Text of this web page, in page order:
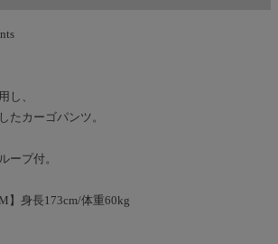
し、
たカーゴパンツ。
ープ付。
】身長173cm/体重60kg